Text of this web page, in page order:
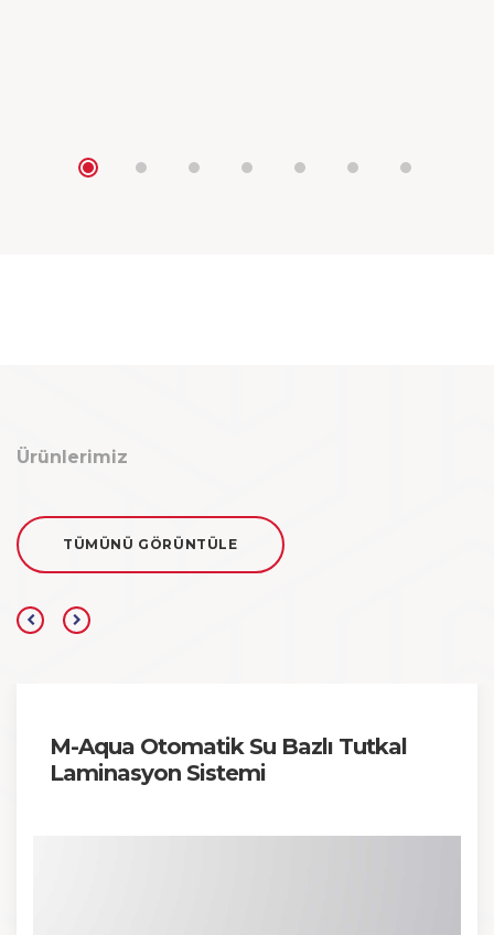
Ürünlerimiz
TÜMÜNÜ GÖRÜNTÜLE
M-Aqua Otomatik Su Bazlı Tutkal
Laminasyon Sistemi